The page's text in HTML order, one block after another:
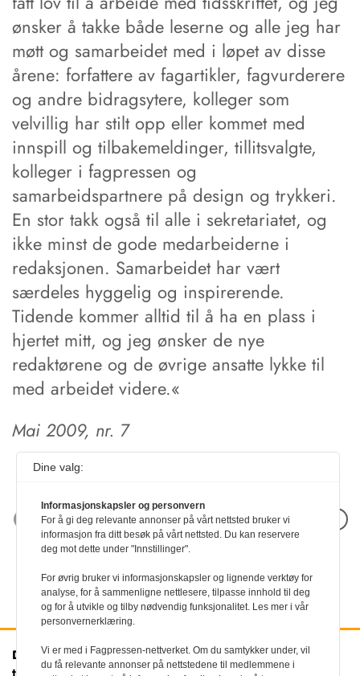
ønsker å takke både leserne og alle jeg har
møtt og samarbeidet med i løpet av disse
årene: forfattere av fagartikler, fagvurderere
og andre bidragsytere, kolleger som
velvillig har stilt opp eller kommet med
innspill og tilbakemeldinger, tillitsvalgte,
kolleger i fagpressen og
samarbeidspartnere på design og trykkeri.
En stor takk også til alle i sekretariatet, og
ikke minst de gode medarbeiderne i
redaksjonen. Samarbeidet har vært
særdeles hyggelig og inspirerende.
Tidende kommer alltid til å ha en plass i
hjertet mitt, og jeg ønsker de nye
redaktørene og de øvrige ansatte lykke til
med arbeidet videre.«
Mai 2009, nr. 7
Neste artikkel
Den norske
Kontakt oss
Tlf:22 54 74 00
Dine valg:
Informasjonskapsler og personvern
For å gi deg relevante annonser på vårt nettsted bruker vi
informasjon fra ditt besøk på vårt nettsted. Du kan reservere
deg mot dette under "Innstillinger".
For øvrig bruker vi informasjonskapsler og lignende verktøy for
analyse, for å sammenligne nettlesere, tilpasse innhold til deg
og for å utvikle og tilby nødvendig funksjonalitet. Les mer i vår
personvernerklæring.
Vi er med i Fagpressen-nettverket. Om du samtykker under, vil
du få relevante annonser på nettstedene til medlemmene i